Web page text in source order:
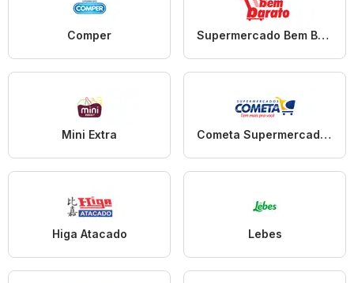
Comper Supermercado Bem Barato
Mini Extra Cometa Supermercados
Higa Atacado Lebes